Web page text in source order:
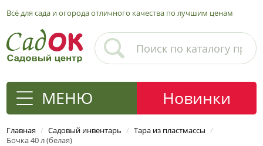
Всё для сада и огорода отличного качества по лучшим ценам
МЕНЮ Новинки
Главная / Садовый инвентарь / Тара из пластмассы /
Бочка 40 л (белая)